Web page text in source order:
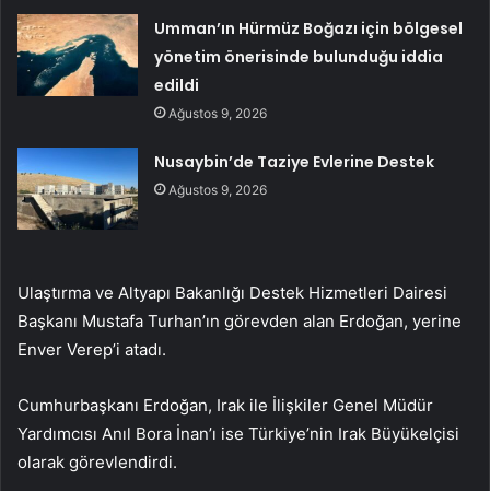
Umman’ın Hürmüz Boğazı için bölgesel
yönetim önerisinde bulunduğu iddia
edildi
Ağustos 9, 2026
Nusaybin’de Taziye Evlerine Destek
Ağustos 9, 2026
Ulaştırma ve Altyapı Bakanlığı Destek Hizmetleri Dairesi
Başkanı Mustafa Turhan’ın görevden alan Erdoğan, yerine
Enver Verep’i atadı.
Cumhurbaşkanı Erdoğan, Irak ile İlişkiler Genel Müdür
Yardımcısı Anıl Bora İnan’ı ise Türkiye’nin Irak Büyükelçisi
olarak görevlendirdi.